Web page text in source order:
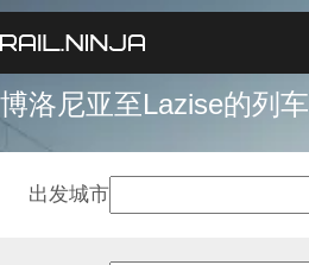
博洛尼亚至Lazise的列车
出发城市